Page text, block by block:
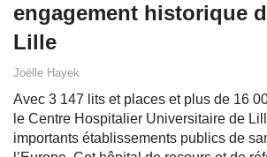
engagement historique
Lille
Joëlle Hayek
Avec 3 147 lits et places et plus de 16
le Centre Hospitalier Universitaire de
importants établissements publics de